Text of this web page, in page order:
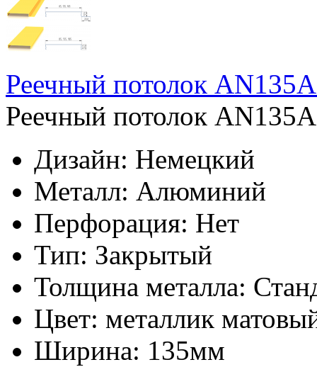
Реечный потолок
Реечный потолок
Дизайн: Немецкий
Металл: Алюминий
Перфорация: Нет
Тип: Закрытый
Толщина металла:
Цвет: металлик
Ширина: 135мм